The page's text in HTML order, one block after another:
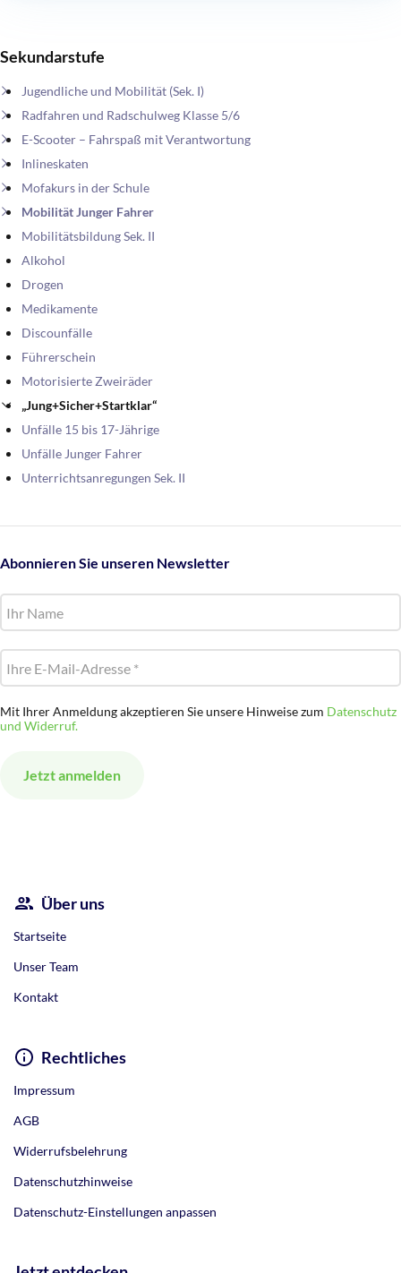
Sekundarstufe
Jugendliche und Mobilität (Sek. I)
Radfahren und Radschulweg Klasse 5/6
E-Scooter – Fahrspaß mit Verantwortung
Inlineskaten
Mofakurs in der Schule
Mobilität Junger Fahrer
Mobilitätsbildung Sek. II
Alkohol
Drogen
Medikamente
Discounfälle
Führerschein
Motorisierte Zweiräder
„Jung+Sicher+Startklar“
Unfälle 15 bis 17-Jährige
Unfälle Junger Fahrer
Unterrichtsanregungen Sek. II
Abonnieren Sie unseren Newsletter
Mit Ihrer Anmeldung akzeptieren Sie unsere Hinweise zum Datenschutz
und Widerruf.
Über uns
Startseite
Unser Team
Kontakt
Rechtliches
Impressum
AGB
Widerrufsbelehrung
Datenschutzhinweise
Datenschutz-Einstellungen anpassen